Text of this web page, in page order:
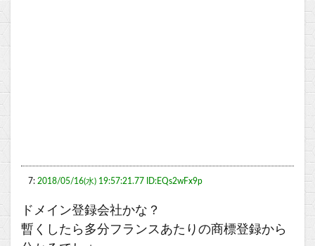
7: 2018/05/16(水) 19:57:21.77 ID:EQs2wFx9p
ドメイン登録会社かな？
暫くしたら多分フランスあたりの商標登録から